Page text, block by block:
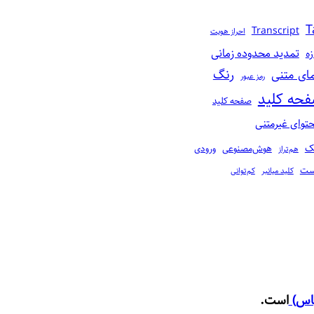
Transcript احراز هویت
تمدید محدوده زمانی
متنی رمز عبور رنگ‌
کلید صفحه‌ کلید
غیرمتنی
هم‌تراز هوش‌مصنوعی ورودی
کلید میانبر‌ کم‌توانی
است.